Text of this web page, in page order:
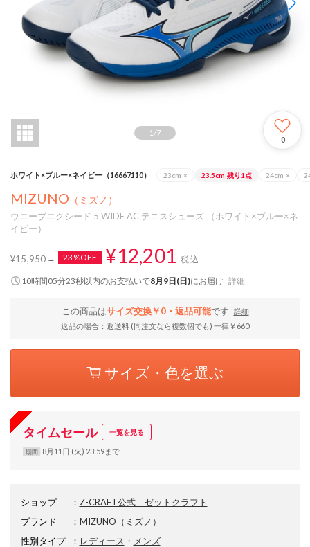
1 /7
0
ホワイト×ブルー×ネイビー（16667110） 23cm × 23.5cm 残り1点 24cm ×
MIZUNO （ミズノ）
ウエーブエクシード 5 WIDE AC テニスシューズ （ホワイト×ブルー×ネ
イビー）
¥15,950 23%OFF ¥12,201 税込
10時間05分22秒以内のお支払いで8月9日(日)にお届け 詳細
この商品はサイズ交換￥0・返品可能です
詳細
返品の場合：返送料 (同注文なら複数個でも) 一律￥660
サイズ・色を選ぶ
タイムセール 一覧を見る
期間 8月11日 (火) 23:59まで
ショップ ： Z-CRAFT公式 ゼットクラフト
ブランド
： MIZUNO （ミズノ）
性別タイプ
： レディース ・ メンズ